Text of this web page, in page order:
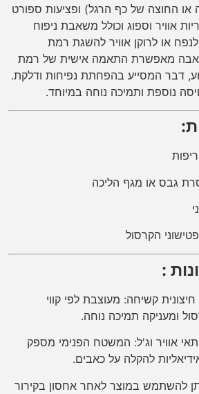
או החוצה של כף הרגל) ופציעות ספורט
אוויר וספוג וכולל משאבת ניפוח
או לרוקן אוויר להשגת רמת
מאפשרת התאמה אישית של רמת
דבר המסייע בהפחתת נפיחות ודלקת.
נוספת ותמיכה נוחה במיוחד.
גבס או מגף הליכה
הקרסול
:
קשיחה: מעוצבת לפי קווי
ומעניקה תמיכה נוחה.
תאי אוויר וג'ל: המשטח הפנימי מספק
להקלה על כאבים.
להשתמש במוצר לאחר אחסון בקירור